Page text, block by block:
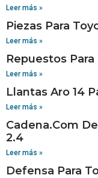
Leer más »
Piezas Para
Leer más »
Repuestos Para
Leer más »
Llantas Aro 14
Leer más »
Cadena.Com
2.4
Leer más »
Defensa Para